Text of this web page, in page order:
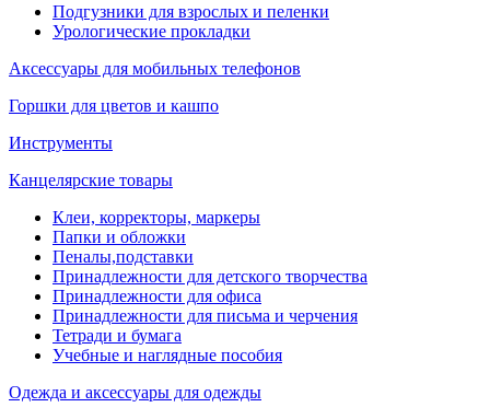
Подгузники для взрослых и пеленки
Урологические прокладки
Аксессуары для мобильных телефонов
Горшки для цветов и кашпо
Инструменты
Канцелярские товары
Клеи, корректоры, маркеры
Папки и обложки
Пеналы,подставки
Принадлежности для детского творчества
Принадлежности для офиса
Принадлежности для письма и черчения
Тетради и бумага
Учебные и наглядные пособия
Одежда и аксессуары для одежды